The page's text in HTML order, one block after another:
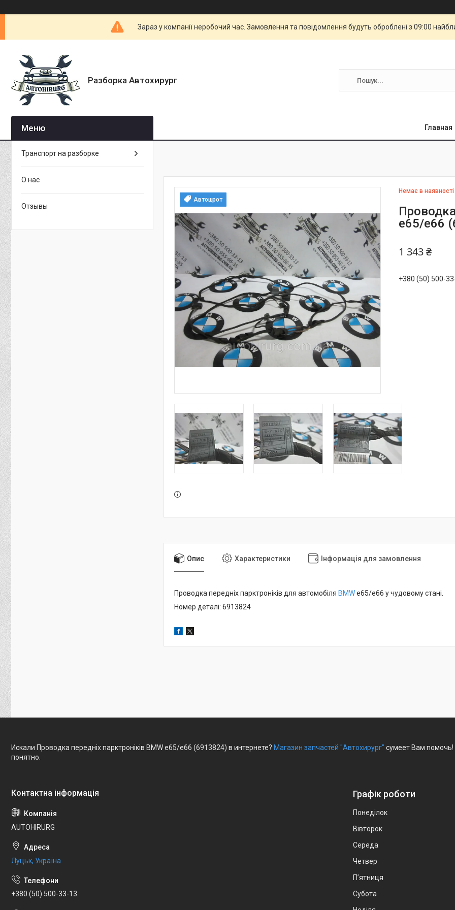
Зараз у компанії неробочий час. Замовлення та повідомлення будуть оброблені з 09:00
Разборка Автохирург
Главная
Автошрот
Немає в наявності
e65/e66
1 343 ₴
+380 (50) 500-
Опис Характеристики Інформація для замовлення
Проводка передніх парктроніків для автомобіля BMWe65/e66 у чудовому стані.
Номер деталі: 6913824
Транспорт на разборке
О нас
Отзывы
Искали Проводка передніх парктроніків BMW e65/e66 (6913824) в интернете? Магазин запчастей "Автохирург" сумеет Вам помочь!
понятно.
AUTOHIRURG
Луцьк, Україна
+380 (50) 500-33-13
Графік роботи
Понеділок
Вівторок
Середа
Четвер
Пʼятниця
Субота